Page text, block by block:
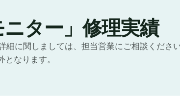
ター」修理実績
に関しましては、担当営業にご相談くだ
となります。